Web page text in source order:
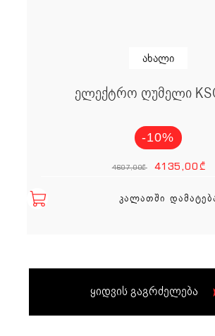
ახალი
ელექტრო ღუმელი
-10%
4607,00
₾ 4135,00
₾
ᲙᲐᲚᲐᲗᲨᲘ
ყიდვის გაგრძელება